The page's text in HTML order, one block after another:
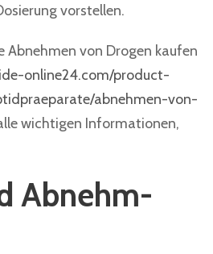
vorstellen.
Abnehmen von Drogen kaufen
online24.com/product-
abnehmen-von-
wichtigen Informationen,
Abnehm-